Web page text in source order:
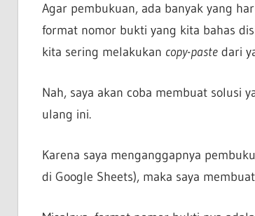
Agar pembukuan, ada banyak yang
format nomor bukti yang kita bahas
kita sering melakukan copy-pastedari
Nah, saya akan coba membuat solusi
ulang ini.
Karena saya menganggapnya
di Google Sheets), maka saya